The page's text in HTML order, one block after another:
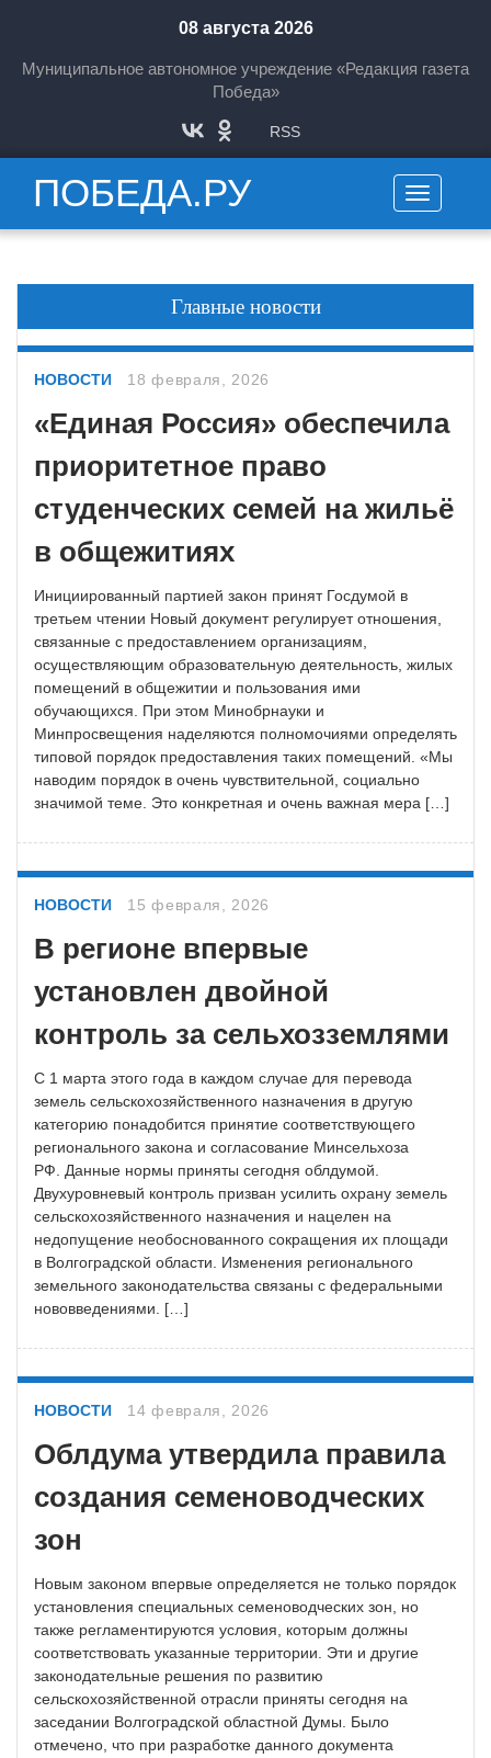
08 августа 2026
Муниципальное автономное учреждение «Редакция газета
Победа»
RSS
ПОБЕДА.РУ
Toggle
navigation
Главные новости
НОВОСТИ 18 февраля, 2026
«Единая Россия» обеспечила
приоритетное право
студенческих семей на жильё
в общежитиях
Инициированный партией закон принят Госдумой в
третьем чтении Новый документ регулирует отношения,
связанные с предоставлением организациям,
осуществляющим образовательную деятельность, жилых
помещений в общежитии и пользования ими
обучающихся. При этом Минобрнауки и
Минпросвещения наделяются полномочиями определять
типовой порядок предоставления таких помещений. «Мы
наводим порядок в очень чувствительной, социально
значимой теме. Это конкретная и очень важная мера […]
НОВОСТИ 15 февраля, 2026
В регионе впервые
установлен двойной
контроль за сельхозземлями
С 1 марта этого года в каждом случае для перевода
земель сельскохозяйственного назначения в другую
категорию понадобится принятие соответствующего
регионального закона и согласование Минсельхоза
РФ. Данные нормы приняты сегодня облдумой.
Двухуровневый контроль призван усилить охрану земель
сельскохозяйственного назначения и нацелен на
недопущение необоснованного сокращения их площади
в Волгоградской области. Изменения регионального
земельного законодательства связаны с федеральными
нововведениями. […]
НОВОСТИ 14 февраля, 2026
Облдума утвердила правила
создания семеноводческих
зон
Новым законом впервые определяется не только порядок
установления специальных семеноводческих зон, но
также регламентируются условия, которым должны
соответствовать указанные территории. Эти и другие
законодательные решения по развитию
сельскохозяйственной отрасли приняты сегодня на
заседании Волгоградской областной Думы. Было
отмечено, что при разработке данного документа